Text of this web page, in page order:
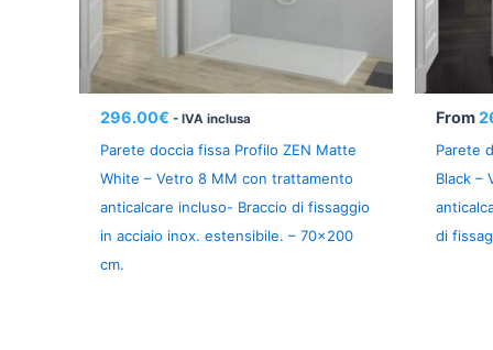
296.00€ - IVA inclusa
Parete doccia fissa Profilo ZEN Matte
White – Vetro 8 MM con trattamento
anticalcare incluso- Braccio di fissaggio
in acciaio inox. estensibile. – 70×200
cm.
From
Parete
Black –
di